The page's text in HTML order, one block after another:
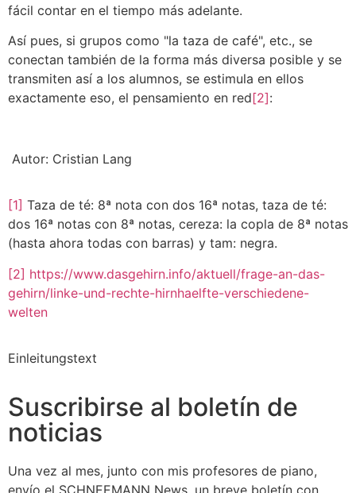
fácil contar en el tiempo más adelante.
Así pues, si grupos como "la taza de café", etc., se
conectan también de la forma más diversa posible y se
transmiten así a los alumnos, se estimula en ellos
exactamente eso, el pensamiento en red[2]:
Autor: Cristian Lang
[1] Taza de té: 8ª nota con dos 16ª notas, taza de té:
dos 16ª notas con 8ª notas, cereza: la copla de 8ª notas
(hasta ahora todas con barras) y tam: negra.
[2] https://www.dasgehirn.info/aktuell/frage-an-das-
gehirn/linke-und-rechte-hirnhaelfte-verschiedene-
welten
Einleitungstext
Suscribirse al boletín de
noticias
Una vez al mes, junto con mis profesores de piano,